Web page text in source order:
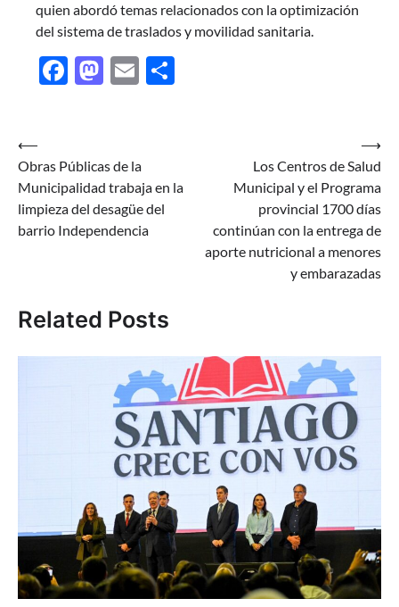
quien abordó temas relacionados con la optimización
del sistema de traslados y movilidad sanitaria.
Facebook
Mastodon
Email
Navegación
de
entradas
⟵
Obras Públicas de la
Municipalidad trabaja en la
limpieza del desagüe del
barrio Independencia
Los Centros de Salud
Municipal y el Programa
provincial 1700 días
continúan con la entrega de
aporte nutricional a menores
y embarazadas
⟶
Related Posts